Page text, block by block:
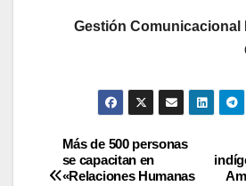
Gestión Comunicacional
Más de 500 personas
se capacitan en
«Relaciones Humanas